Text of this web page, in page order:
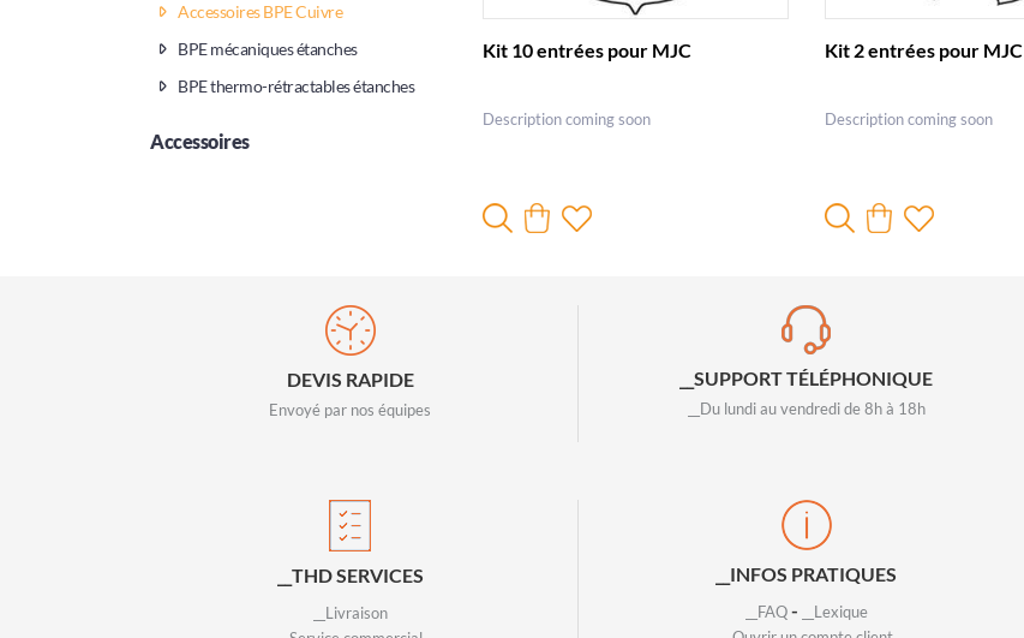
Accessoires BPE Cuivre
BPE mécaniques étanches
BPE thermo-rétractables étanches
Accessoires
Kit 10 entrées pour MJC
Description coming soon
Kit 2 entrées pour MJC
Description coming soon
DEVIS RAPIDE
Envoyé par nos équipes
__SUPPORT TÉLÉPHONIQUE
__Du lundi au vendredi de 8h à 18h
__THD SERVICES
__Livraison
__INFOS PRATIQUES
__FAQ-
__Lexique